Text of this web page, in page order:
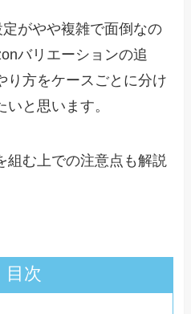
がやや複雑で面倒なの
バリエーションの追
り方をケースごとに分け
と思います。
組む上での注意点も解説
目次